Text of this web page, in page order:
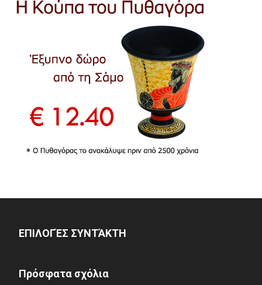
ΕΠΙΛΟΓΈΣ ΣΥΝΤΆΚΤΗ
Πρόσφατα σχόλια